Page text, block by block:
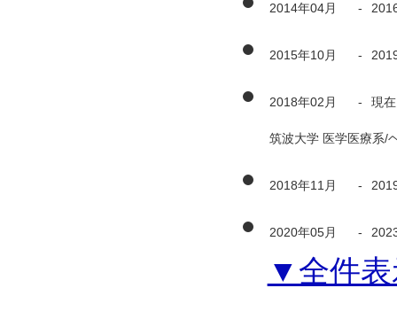
2014年04月 -
2015年10月 -
2018年02月 - 現在
筑波大学 医学医療系/
2018年11月 -
2020年05月 -
▼全件表